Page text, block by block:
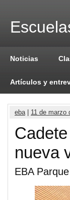
Noticias
Artículos y
eba| 11 de marzo
nueva
EBA